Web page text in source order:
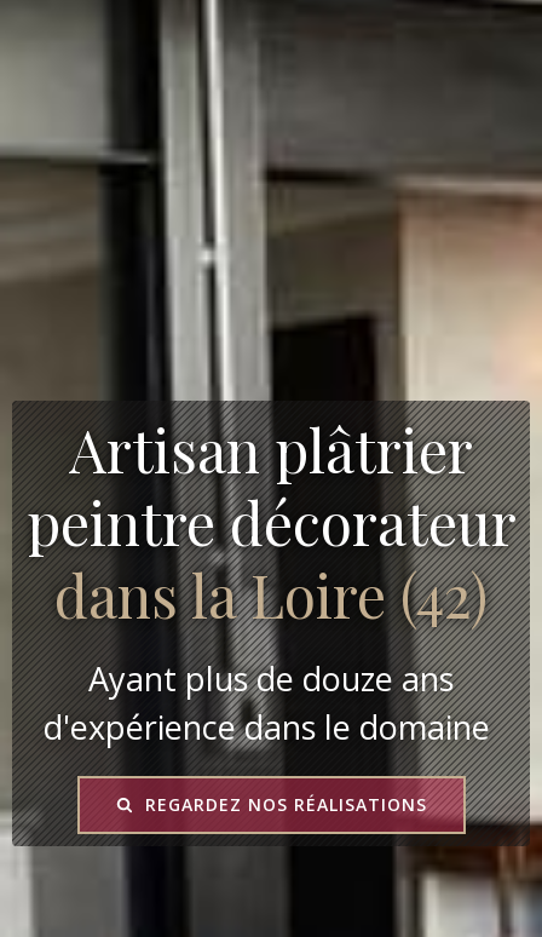
Artisan plâtrier
peintre décorateur
dans la Loire (42)
Ayant plus de douze ans
d'expérience dans le domaine
REGARDEZ NOS RÉALISATIONS